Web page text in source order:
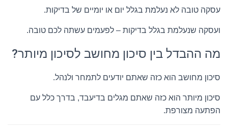
עסקה טובה לא נעלמת בגלל יום או יומיים של בדיקות.
ועסקה שנעלמת בגלל בדיקות – לפעמים עשתה לכם טובה.
מה ההבדל בין סיכון מחושב לסיכון מיותר?
סיכון מחושב הוא כזה שאתם יודעים לתמחר ולנהל.
סיכון מיותר הוא כזה שאתם מגלים בדיעבד, בדרך כלל עם
הפתעה מצורפת.